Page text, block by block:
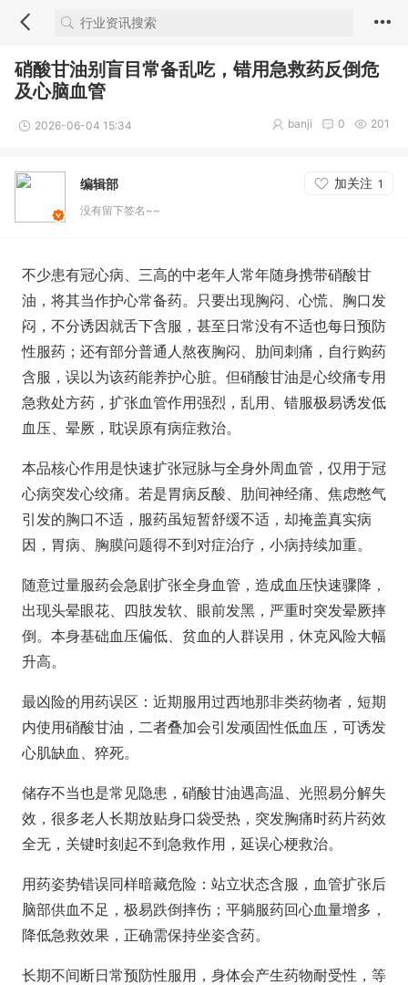
硝酸甘油别盲目常备乱吃，错用急救药反倒危
及心脑血管
2026-06-04 15:34 201
0
banji
编辑部 加关注 1
没有留下签名~~
不少患有冠心病、三高的中老年人常年随身携带硝酸甘
油，将其当作护心常备药。只要出现胸闷、心慌、胸口发
闷，不分诱因就舌下含服，甚至日常没有不适也每日预防
性服药；还有部分普通人熬夜胸闷、肋间刺痛，自行购药
含服，误以为该药能养护心脏。但硝酸甘油是心绞痛专用
急救处方药，扩张血管作用强烈，乱用、错服极易诱发低
血压、晕厥，耽误原有病症救治。
本品核心作用是快速扩张冠脉与全身外周血管，仅用于冠
心病突发心绞痛。若是胃病反酸、肋间神经痛、焦虑憋气
引发的胸口不适，服药虽短暂舒缓不适，却掩盖真实病
因，胃病、胸膜问题得不到对症治疗，小病持续加重。
随意过量服药会急剧扩张全身血管，造成血压快速骤降，
出现头晕眼花、四肢发软、眼前发黑，严重时突发晕厥摔
倒。本身基础血压偏低、贫血的人群误用，休克风险大幅
升高。
最凶险的用药误区：近期服用过西地那非类药物者，短期
内使用硝酸甘油，二者叠加会引发顽固性低血压，可诱发
心肌缺血、猝死。
储存不当也是常见隐患，硝酸甘油遇高温、光照易分解失
效，很多老人长期放贴身口袋受热，突发胸痛时药片药效
全无，关键时刻起不到急救作用，延误心梗救治。
用药姿势错误同样暗藏危险：站立状态含服，血管扩张后
脑部供血不足，极易跌倒摔伤；平躺服药回心血量增多，
降低急救效果，正确需保持坐姿含药。
长期不间断日常预防性服用，身体会产生药物耐受性，等